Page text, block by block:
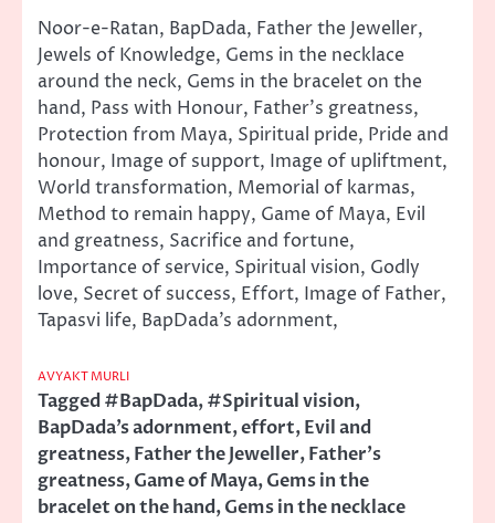
Noor-e-Ratan, BapDada, Father the Jeweller,
Jewels of Knowledge, Gems in the necklace
around the neck, Gems in the bracelet on the
hand, Pass with Honour, Father’s greatness,
Protection from Maya, Spiritual pride, Pride and
honour, Image of support, Image of upliftment,
World transformation, Memorial of karmas,
Method to remain happy, Game of Maya, Evil
and greatness, Sacrifice and fortune,
Importance of service, Spiritual vision, Godly
love, Secret of success, Effort, Image of Father,
Tapasvi life, BapDada’s adornment,
AVYAKT MURLI
Tagged#BapDada,#Spiritual vision,
BapDada’s adornment,effort,Evil and
greatness,Father the Jeweller,Father’s
greatness,Game of Maya,Gems in the
bracelet on the hand,Gems in the necklace